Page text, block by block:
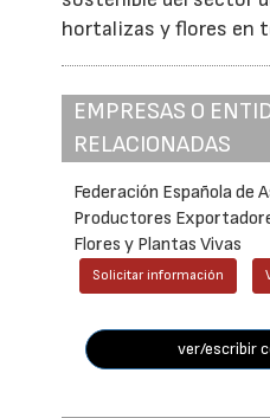
hortalizas y flores en
EMPRESAS O
RELACIONADAS
Federación Española de
Productores
Flores y Plantas Vivas
Solicitar información
ver/escribir